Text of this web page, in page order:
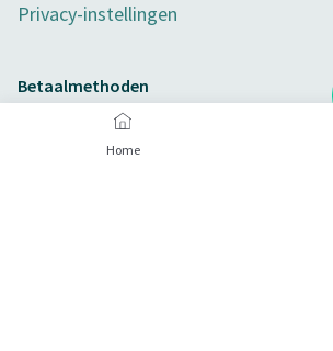
Home
Privacy-instellingen
Betaalmethoden